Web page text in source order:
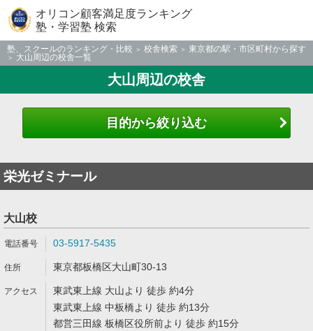
オリコン顧客満足度ランキング
塾・学習塾 検索
塾、スクールのランキング・比較 校舎検索
東京都の駅・市区町村から探す
大山周辺の校舎一覧
大山周辺の校舎
目的から絞り込む
栄光ゼミナール
大山校
03-5917-5435
東京都板橋区大山町30-13
東武東上線 大山より 徒歩 約4分
東武東上線 中板橋より 徒歩 約13分
都営三田線 板橋区役所前より 徒歩 約15分